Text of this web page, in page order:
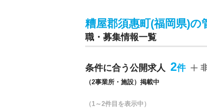
糟屋郡須惠町(福岡県)の
職・募集情報一覧
条件に合う公開求人 2
（2事業所・施設）掲載中
（1～2件目を表示中）